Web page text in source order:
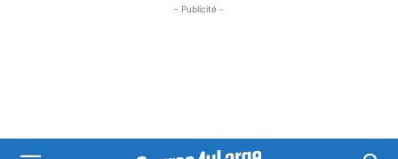
- Publicité -